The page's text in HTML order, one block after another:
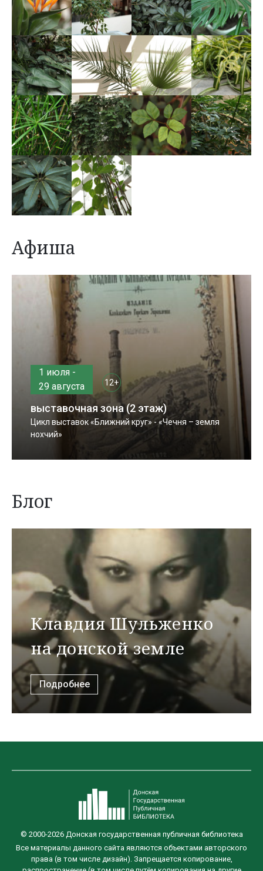
Афиша
1 июля -
29 августа
12+
выставочная зона (2 этаж)
Цикл выставок «Ближний круг» - «Чечня – земля
нохчий»
Блог
Клавдия Шульженко
на донской земле
Подробнее
© 2000-2026 Донская государственная публичная библиотека
Все материалы данного сайта являются объектами авторского
права (в том числе дизайн). Запрещается копирование,